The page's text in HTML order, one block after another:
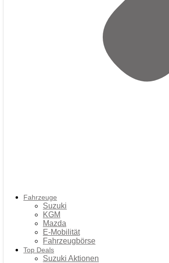
Fahrzeuge
Suzuki
KGM
Mazda
E-Mobilität
Fahrzeugbörse
Top Deals
Suzuki Aktionen